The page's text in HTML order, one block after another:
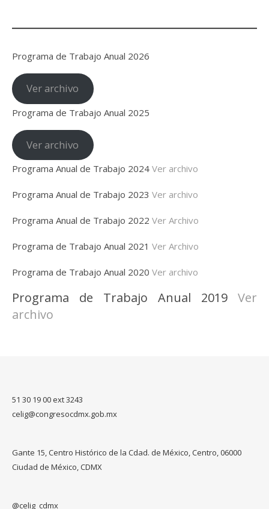
Programa de Trabajo Anual 2026
Ver archivo
Programa de Trabajo Anual 2025
Ver archivo
Programa Anual de Trabajo 2024 Ver archivo
Programa Anual de Trabajo 2023 Ver archivo
Programa Anual de Trabajo 2022 Ver Archivo
Programa de Trabajo Anual 2021 Ver Archivo
Programa de Trabajo Anual 2020 Ver archivo
Programa de Trabajo Anual 2019 Ver
archivo
51 30 19 00 ext 3243
celig@congresocdmx.gob.mx
Gante 15, Centro Histórico de la Cdad. de México, Centro, 06000
Ciudad de México, CDMX
@celig_cdmx